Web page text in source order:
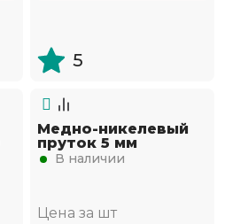
5
Медно-никелевый
пруток 5 мм
В наличии
Цена за шт